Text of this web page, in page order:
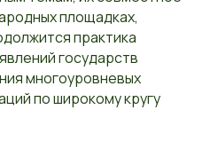
площадках,
практика
государств
многоуровневых
по широкому кругу